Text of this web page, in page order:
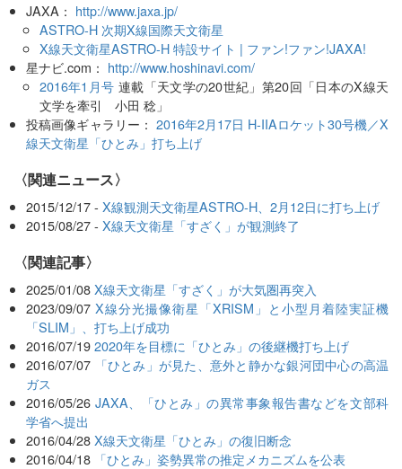
JAXA： http://www.jaxa.jp/
ASTRO-H 次期X線国際天文衛星
X線天文衛星ASTRO-H 特設サイト | ファン!ファン!JAXA!
星ナビ.com： http://www.hoshinavi.com/
2016年1月号 連載「天文学の20世紀」第20回「日本のX線天
文学を牽引 小田 稔」
投稿画像ギャラリー： 2016年2月17日 H-IIAロケット30号機／X
線天文衛星「ひとみ」打ち上げ
〈関連ニュース〉
2015/12/17 -X線観測天文衛星ASTRO-H、2月12日に打ち上げ
2015/08/27 -X線天文衛星「すざく」が観測終了
関連記事
2025/01/08 X線天文衛星「すざく」が大気圏再突入
2023/09/07 X線分光撮像衛星「XRISM」と小型月着陸実証機
「SLIM」、打ち上げ成功
2016/07/19 2020年を目標に「ひとみ」の後継機打ち上げ
2016/07/07
「ひとみ」が見た、意外と静かな銀河団中心の高温
ガス
2016/05/26 JAXA、「ひとみ」の異常事象報告書などを文部科
学省へ提出
2016/04/28 X線天文衛星「ひとみ」の復旧断念
2016/04/18 「ひとみ」姿勢異常の推定メカニズムを公表